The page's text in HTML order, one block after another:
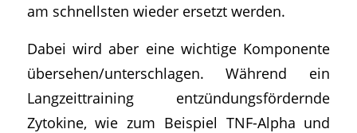
am schnellsten wieder ersetzt werden.
Dabei wird aber eine wichtige Komponente
übersehen/unterschlagen. Während ein
Langzeittraining entzündungsfördernde
Zytokine, wie zum Beispiel TNF-Alpha und